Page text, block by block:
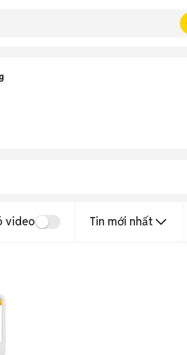
video Tin mới nhất